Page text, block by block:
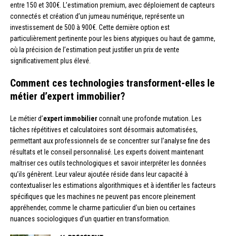
entre 150 et 300€. L’estimation premium, avec déploiement de capteurs
connectés et création d’un jumeau numérique, représente un
investissement de 500 à 900€. Cette dernière option est
particulièrement pertinente pour les biens atypiques ou haut de gamme,
où la précision de l’estimation peut justifier un prix de vente
significativement plus élevé.
Comment ces technologies transforment-elles le
métier d’expert immobilier?
Le métier d’expert immobilierconnaît une profonde mutation. Les
tâches répétitives et calculatoires sont désormais automatisées,
permettant aux professionnels de se concentrer sur l’analyse fine des
résultats et le conseil personnalisé. Les experts doivent maintenant
maîtriser ces outils technologiques et savoir interpréter les données
qu’ils génèrent. Leur valeur ajoutée réside dans leur capacité à
contextualiser les estimations algorithmiques et à identifier les facteurs
spécifiques que les machines ne peuvent pas encore pleinement
appréhender, comme le charme particulier d’un bien ou certaines
nuances sociologiques d’un quartier en transformation.